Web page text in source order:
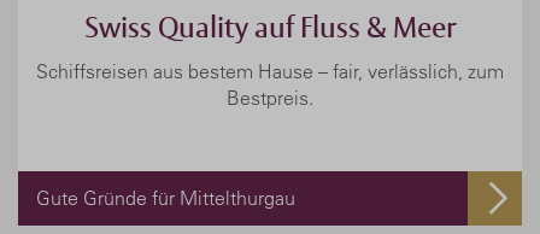
Swiss Quality auf Fluss & Meer
Schiffsreisen aus bestem Hause – fair, verlässlich, zum
Bestpreis.
Gute Gründe für Mittelthurgau